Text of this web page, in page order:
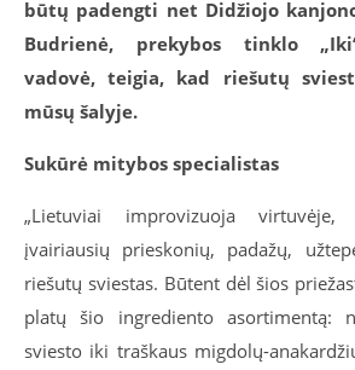
būtų padengti net Didžiojo
Budrienė, prekybos tinklo
vadovė, teigia, kad riešutų
mūsų šalyje.
Sukūrė mitybos specialistas
„Lietuviai improvizuoja virtuvėje,
įvairiausių prieskonių, padažų,
riešutų sviestas. Būtent dėl šios
platų šio ingrediento asortimentą:
sviesto iki traškaus migdolų-